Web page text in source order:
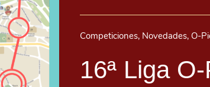
Competiciones, Novedades, O-
16ª Liga